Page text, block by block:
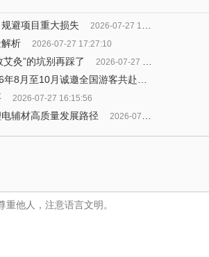
避项目重大损失 2026-07-27 18:00:36
析 2026-07-27 17:27:10
灸”的坑别再踩了 2026-07-27 16:44:34
2026-07-27 16:15:56
辅材高质量发展路径 2026-07-27 11:25:35